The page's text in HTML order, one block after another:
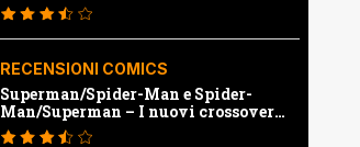
RECENSIONI COMICS
Superman/Spider-Man e Spider-
Man/Superman – I nuovi crossover
Marvel e Dc | Recensione